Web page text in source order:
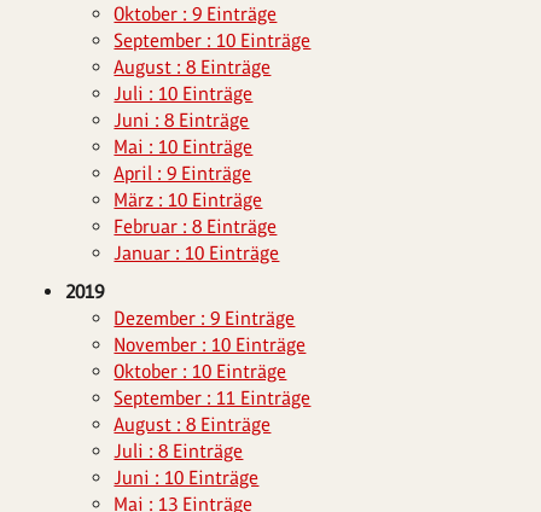
Oktober : 9 Einträge
September : 10 Einträge
August : 8 Einträge
Juli : 10 Einträge
Juni : 8 Einträge
Mai : 10 Einträge
April : 9 Einträge
März : 10 Einträge
Februar : 8 Einträge
Januar : 10 Einträge
2019
Dezember : 9 Einträge
November : 10 Einträge
Oktober : 10 Einträge
September : 11 Einträge
August : 8 Einträge
Juli : 8 Einträge
Juni : 10 Einträge
Mai : 13 Einträge